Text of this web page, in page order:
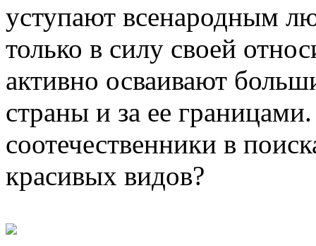
уступают всенародным
только в силу своей
активно осваивают
страны и за ее
соотечественники в
красивых видов?